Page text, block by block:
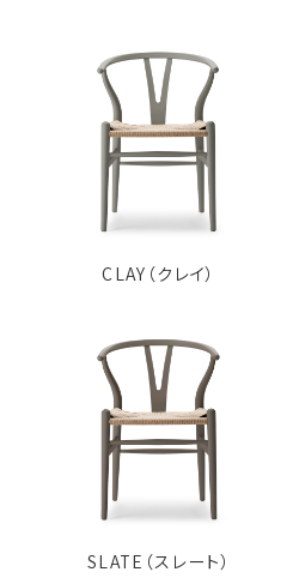
CLAY（クレイ）
SLATE（スレート）